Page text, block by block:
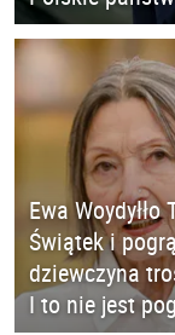
Ewa Woydyłło
Świątek i
dziewczyna
I to nie jest